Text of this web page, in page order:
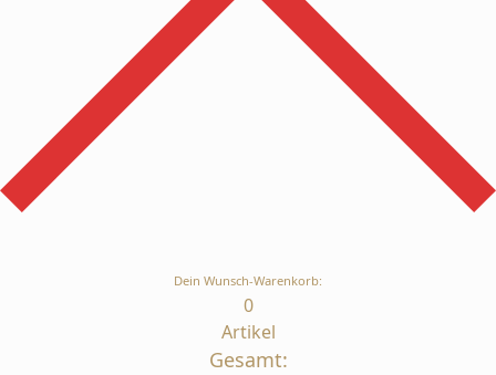
Dein Wunsch-Warenkorb:
0
Artikel
Gesamt: